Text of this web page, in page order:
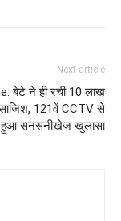
Next article
बेटे ने ही रची 10 लाख
121वें CCTV से
हुआ सनसनीखेज खुलासा